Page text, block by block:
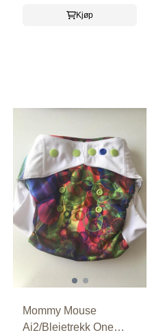
Kjøp
Mommy Mouse
Ai2/Bleietrekk One